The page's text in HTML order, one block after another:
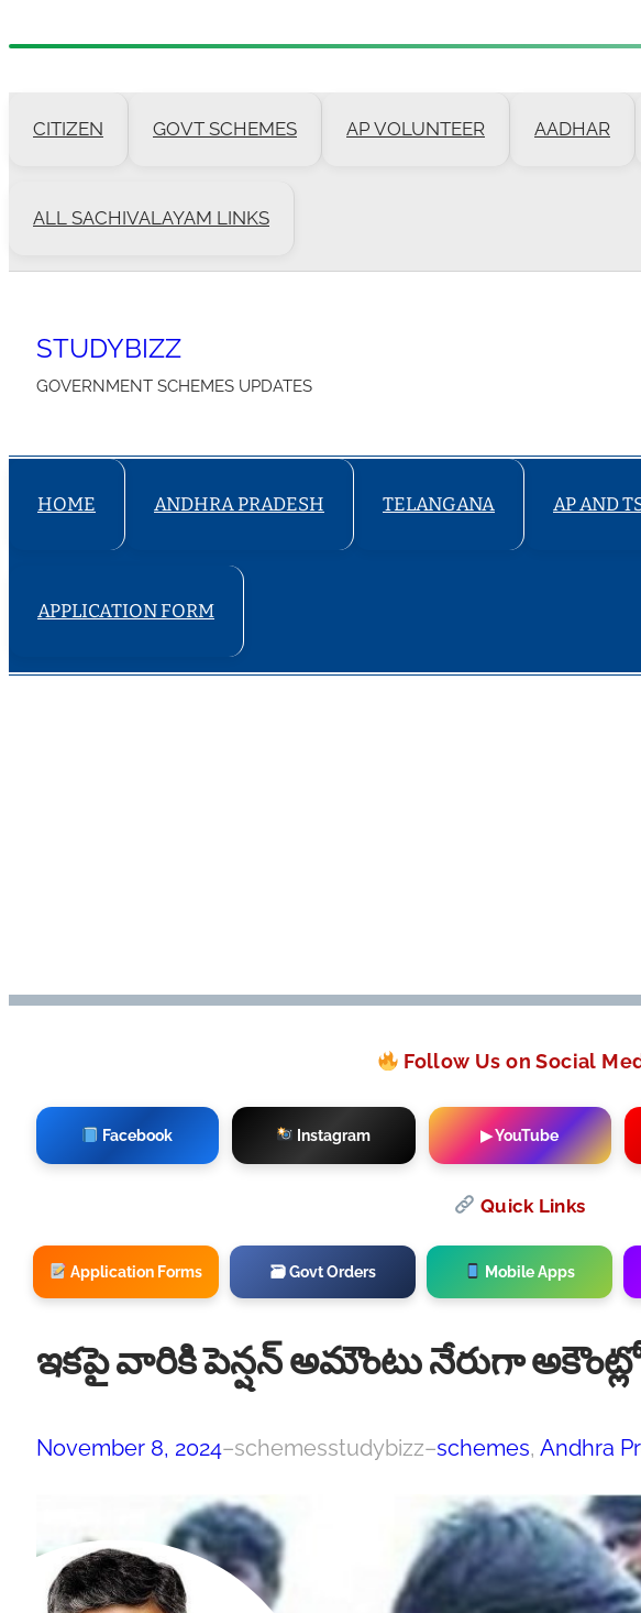
CITIZEN GOVT SCHEMES AP VOLUNTEER AADHAR
ALL SACHIVALAYAM LINKS
STUDYBIZZ
GOVERNMENT SCHEMES UPDATES
HOME ANDHRA PRADESH TELANGANA AP AND
APPLICATION FORM
Follow Us on Social
Facebook Instagram ▶ YouTube
Quick Links
Application Forms 🗃 Govt Orders Mobile Apps
ఇకపై వారికి పెన్షన్ అమౌంటు నేరుగా
November 8, 2024–schemesstudybizz–schemes, Andhra